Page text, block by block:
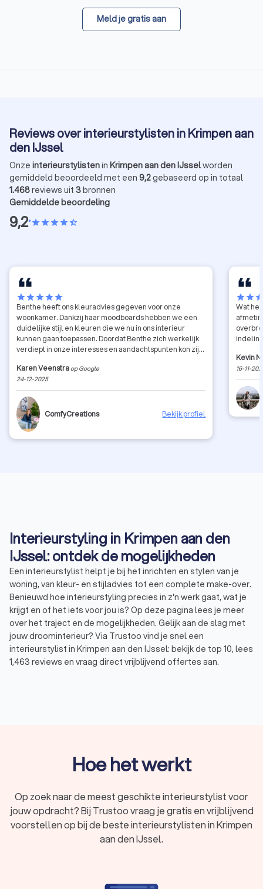
Meld je gratis aan
Reviews over interieurstylisten in Krimpen aan
den IJssel
Onze interieurstylistenin Krimpen aan den IJsselworden
gemiddeld beoordeeld met een 9,2gebaseerd op in totaal
1.468reviews uit 3bronnen
Gemiddelde beoordeling
9,2•starstarstarstarstar_half
starstarstarstarstar
Benthe heeft ons kleuradvies gegeven voor onze
woonkamer. Dankzij haar moodboards hebben we een
duidelijke stijl en kleuren die we nu in ons interieur
kunnen gaan toepassen. Doordat Benthe zich werkelijk
verdiept in onze interesses en aandachtspunten kon zij
veel inspiratie gegeven!
Karen Veenstra op Google
24-12-2025
ComfyCreations Bekijk profiel
starstar
Wat heb je
Kevin
16-11-
Interieurstyling in Krimpen aan den
IJssel: ontdek de mogelijkheden
Een interieurstylist helpt je bij het inrichten en stylen van je
woning, van kleur- en stijladvies tot een complete make-over.
Benieuwd hoe interieurstyling precies in z'n werk gaat, wat je
krijgt en of het iets voor jou is? Op deze pagina lees je meer
over het traject en de mogelijkheden. Gelijk aan de slag met
jouw droominterieur? Via Trustoo vind je snel een
interieurstylist in Krimpen aan den IJssel: bekijk de top 10, lees
1,463 reviews en vraag direct vrijblijvend offertes aan.
Geschikt voor
één kamer
volledig
appartementof eenbedrijfsruimte.
indelingsplan, 3D-visualisatie, materiaalstalen en
een shoplijst.
Kies voor
volledige styling met turn-key
Een interieurstylist kost gemiddeld
Hoe het werkt
Op zoek naar de meest geschikte interieurstylist voor
jouw opdracht? Bij Trustoo vraag je gratis en vrijblijvend
voorstellen op bij de beste interieurstylisten in Krimpen
aan den IJssel.